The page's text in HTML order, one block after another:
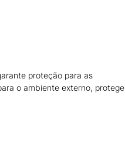
proteção para as
o ambiente externo, protege